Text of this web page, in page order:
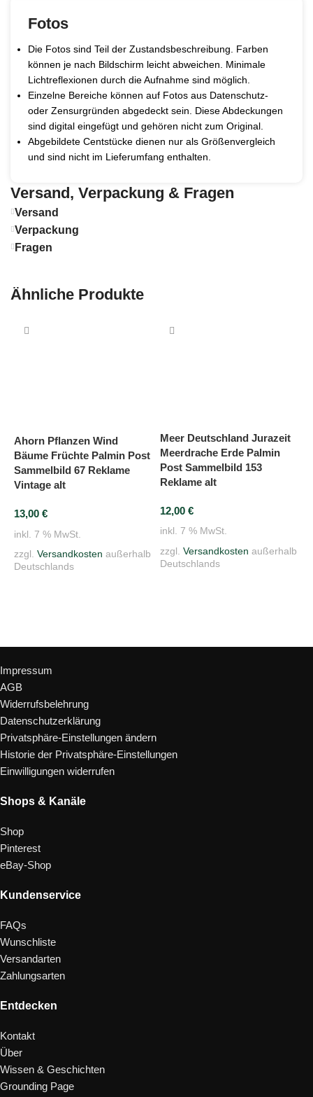
Fotos
Die Fotos sind Teil der Zustandsbeschreibung. Farben
können je nach Bildschirm leicht abweichen. Minimale
Lichtreflexionen durch die Aufnahme sind möglich.
Einzelne Bereiche können auf Fotos aus Datenschutz-
oder Zensurgründen abgedeckt sein. Diese Abdeckungen
sind digital eingefügt und gehören nicht zum Original.
Abgebildete Centstücke dienen nur als Größenvergleich
und sind nicht im Lieferumfang enthalten.
Versand, Verpackung & Fragen
Versand
Verpackung
Fragen
Ähnliche Produkte
Ahorn Pflanzen Wind
Bäume Früchte Palmin Post
Sammelbild 67 Reklame
Vintage alt
13,00 €
inkl. 7 % MwSt.
zzgl. Versandkosten außerhalb
Deutschlands
Meer Deutschland Jurazeit
Meerdrache Erde Palmin
Post Sammelbild 153
Reklame alt
12,00 €
inkl. 7 % MwSt.
zzgl. Versandkosten außerhalb
Deutschlands
Impressum
AGB
Widerrufsbelehrung
Datenschutzerklärung
Privatsphäre-Einstellungen ändern
Historie der Privatsphäre-Einstellungen
Einwilligungen widerrufen
Shops & Kanäle
Shop
Pinterest
eBay-Shop
Kundenservice
FAQs
Wunschliste
Versandarten
Zahlungsarten
Entdecken
Kontakt
Über
Wissen & Geschichten
Grounding Page